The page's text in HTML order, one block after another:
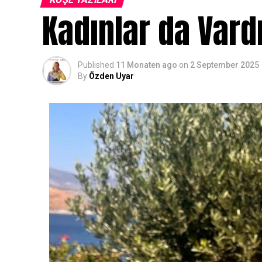
Kadınlar da
Published 11 Monaten ago on 2 September 2025
By Özden Uyar